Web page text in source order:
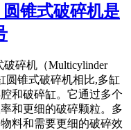
锥式破碎机是
碎机（Multicylinder
圆锥式破碎机相比,多缸
和破碎缸。它通过多个
和更细的破碎颗粒。多
料和需要更细的破碎效